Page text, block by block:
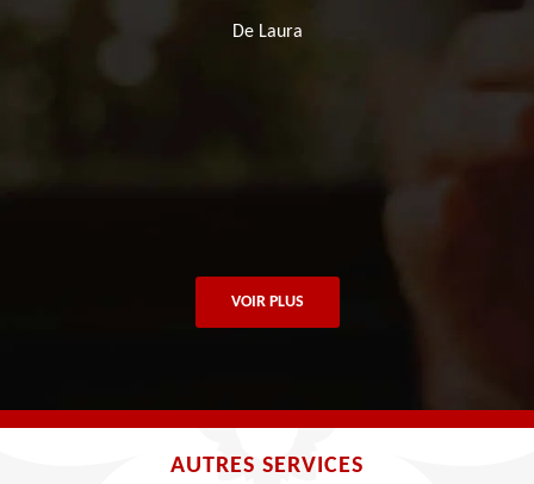
De Laura
VOIR PLUS
AUTRES SERVICES